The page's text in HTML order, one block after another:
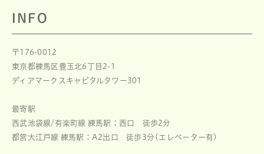
INFO
〒176-0012
東京都練馬区豊玉北6丁目2-1
ディアマークスキャピタルタワー301
最寄駅
西武池袋線/有楽町線 練馬駅：西口 徒歩2分
都営大江戸線 練馬駅：A2出口 徒歩3分(エレベーター有)